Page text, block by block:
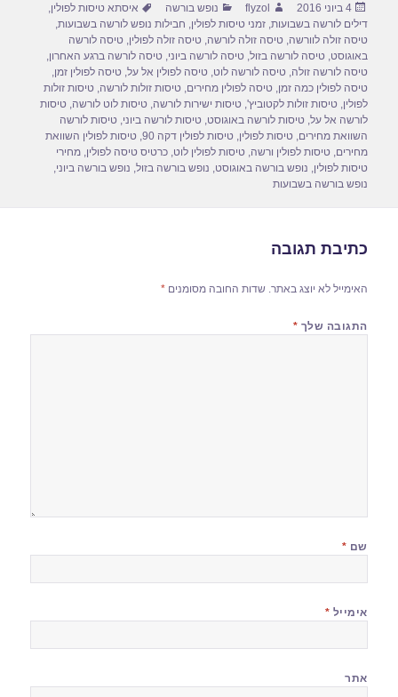
e
b
o
o
k
o
d
o
n
e
פורסם
בתאריך
4 ביוני 2016 מחבר
flyzol קטגוריות
נופש בורשה תגיות
איסתא טיסות לפולין,
דילים לורשה בשבועות,זמני טיסות לפולין, חבילות נופש לורשה בשבועות,
טיסה זולה לוורשה,טיסה זולה לורשה,טיסה זולה לפולין,טיסה לורשה
באוגוסט,טיסה לורשה בזול,טיסה לורשה ביוני,טיסה לורשה ברגע האחרון,
טיסה לורשה זולה,טיסה לורשה לוט,טיסה לפולין אל על,טיסה לפולין זמן,
טיסה לפולין כמה זמן,טיסה לפולין מחירים,טיסות זולות לורשה,טיסות זולות
לפולין,טיסות זולות לקטוביץ',טיסות ישירות לורשה,טיסות לוט לורשה,טיסות
לורשה אל על,טיסות לורשה באוגוסט,טיסות לורשה ביוני,טיסות לורשה
השוואת מחירים,טיסות לפולין,טיסות לפולין דקה 90 ,טיסות לפולין השוואת
מחירים,טיסות לפולין ורשה,טיסות לפולין לוט,כרטיס טיסה לפולין,מחירי
טיסות לפולין, נופש בורשה באוגוסט, נופש בורשה בזול, נופש בורשה ביוני,
נופש בורשה בשבועות
כתיבת תגובה
האימייל לא יוצג באתר. שדות החובה מסומנים*
התגובה שלך *
שם *
אימייל *
אתר